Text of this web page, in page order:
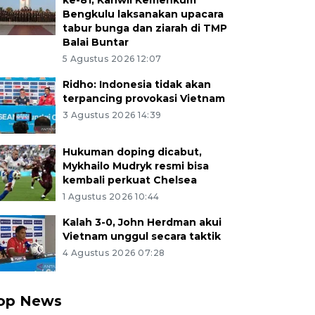
Bengkulu laksanakan upacara
tabur bunga dan ziarah di TMP
Balai Buntar
5 Agustus 2026 12:07
Ridho: Indonesia tidak akan
terpancing provokasi Vietnam
3 Agustus 2026 14:39
Hukuman doping dicabut,
Mykhailo Mudryk resmi bisa
kembali perkuat Chelsea
1 Agustus 2026 10:44
Kalah 3-0, John Herdman akui
Vietnam unggul secara taktik
4 Agustus 2026 07:28
News